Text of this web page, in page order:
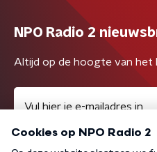
NPO Radio 2
Altijd op de hoogte van het